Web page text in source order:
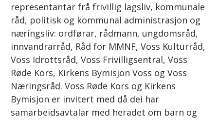
representantar frå frivillig lagsliv, kommunale
råd, politisk og kommunal administrasjon og
næringsliv: ordførar, rådmann, ungdomsråd,
innvandrarråd, Råd for MMNF, Voss Kulturråd,
Voss Idrottsråd, Voss Frivilligsentral, Voss
Røde Kors, Kirkens Bymisjon Voss og Voss
Næringsråd. Voss Røde Kors og Kirkens
Bymisjon er invitert med då dei har
samarbeidsavtalar med heradet om barn og